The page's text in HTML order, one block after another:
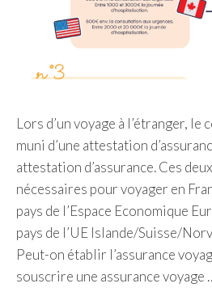
Lors d’un voyage à l’étranger,
muni d’une attestation
attestation d’assurance. Ces
nécessaires pour voyager en
pays de l’Espace Economique
pays de l’UE Islande/Suisse/
Peut-on établir l’assurance
souscrire une assurance voyage